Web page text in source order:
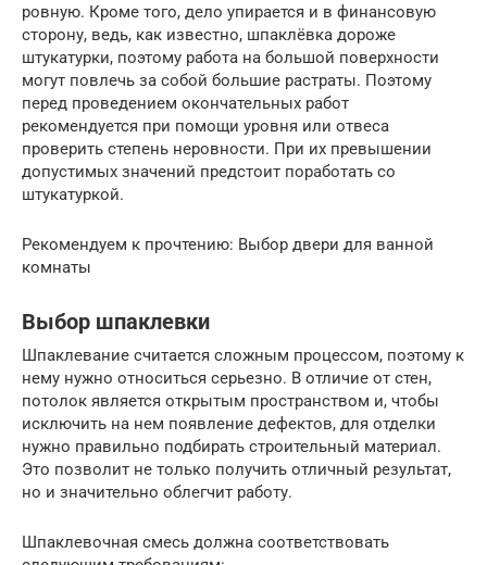
ровную. Кроме того, дело упирается и в финансовую
сторону, ведь, как известно, шпаклёвка дороже
штукатурки, поэтому работа на большой поверхности
могут повлечь за собой большие растраты. Поэтому
перед проведением окончательных работ
рекомендуется при помощи уровня или отвеса
проверить степень неровности. При их превышении
допустимых значений предстоит поработать со
штукатуркой.
Рекомендуем к прочтению: Выбор двери для ванной
комнаты
Выбор шпаклевки
Шпаклевание считается сложным процессом, поэтому к
нему нужно относиться серьезно. В отличие от стен,
потолок является открытым пространством и, чтобы
исключить на нем появление дефектов, для отделки
нужно правильно подбирать строительный материал.
Это позволит не только получить отличный результат,
но и значительно облегчит работу.
Шпаклевочная смесь должна соответствовать